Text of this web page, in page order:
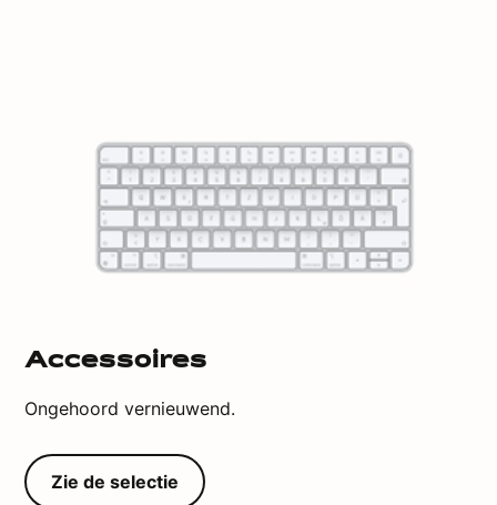
Accessoires
Ongehoord vernieuwend.
Zie de selectie